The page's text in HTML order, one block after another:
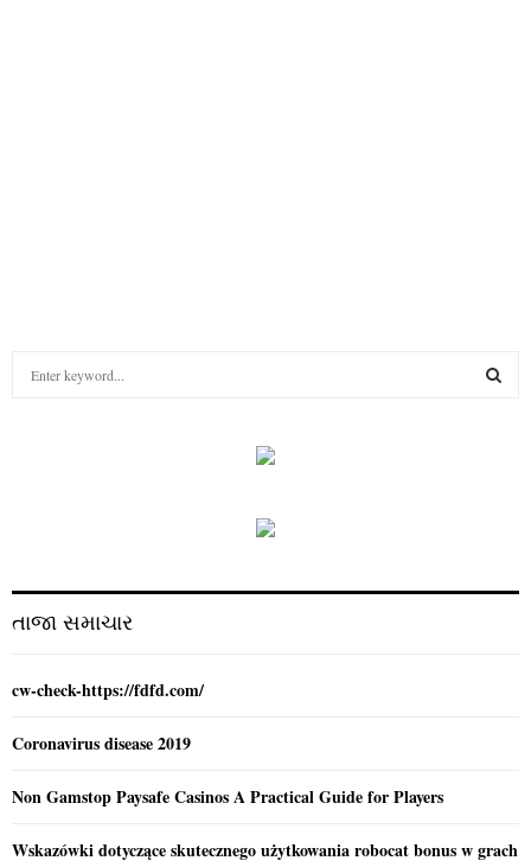
:
તાજા સમાચાર
cw-check-https://fdfd.com/
Coronavirus disease 2019
Non Gamstop Paysafe Casinos A Practical Guide for Players
Wskazówki dotyczące skutecznego użytkowania robocat bonus w grach